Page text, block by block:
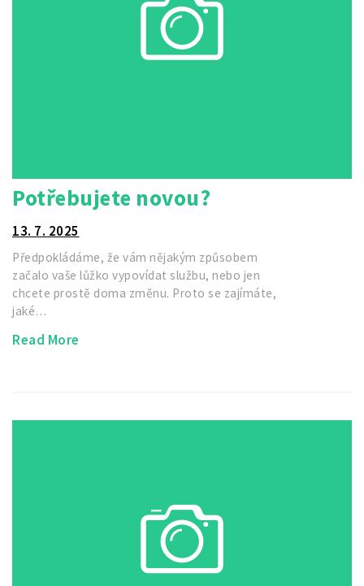
Potřebujete novou?
13. 7. 2025
Předpokládáme, že vám nějakým způsobem
začalo vaše lůžko vypovídat službu, nebo jen
chcete prostě doma změnu. Proto se zajímáte,
jaké…
Read More